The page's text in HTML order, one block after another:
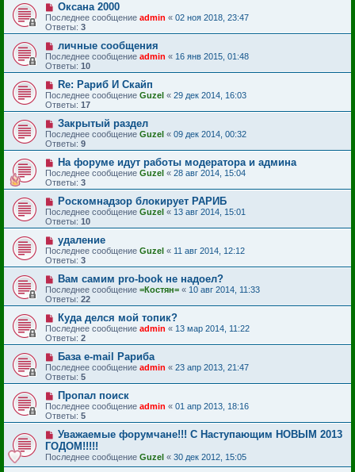
Оксана 2000
Последнее сообщение admin « 02 ноя 2018, 23:47
Ответы: 3
личные сообщения
Последнее сообщение admin « 16 янв 2015, 01:48
Ответы: 10
Re: Рариб И Скайп
Последнее сообщение Guzel « 29 дек 2014, 16:03
Ответы: 17
Закрытый раздел
Последнее сообщение Guzel « 09 дек 2014, 00:32
Ответы: 9
На форуме идут работы модератора и админа
Последнее сообщение Guzel « 28 авг 2014, 15:04
Ответы: 3
Роскомнадзор блокирует РАРИБ
Последнее сообщение Guzel « 13 авг 2014, 15:01
Ответы: 10
удаление
Последнее сообщение Guzel « 11 авг 2014, 12:12
Ответы: 3
Вам самим pro-book не надоел?
Последнее сообщение =Костян= « 10 авг 2014, 11:33
Ответы: 22
Куда делся мой топик?
Последнее сообщение admin « 13 мар 2014, 11:22
Ответы: 2
База e-mail Рариба
Последнее сообщение admin « 23 апр 2013, 21:47
Ответы: 5
Пропал поиск
Последнее сообщение admin « 01 апр 2013, 18:16
Ответы: 5
Уважаемые форумчане!!! С Наступающим НОВЫМ 2013
ГОДОМ!!!!!
Последнее сообщение Guzel « 30 дек 2012, 15:05